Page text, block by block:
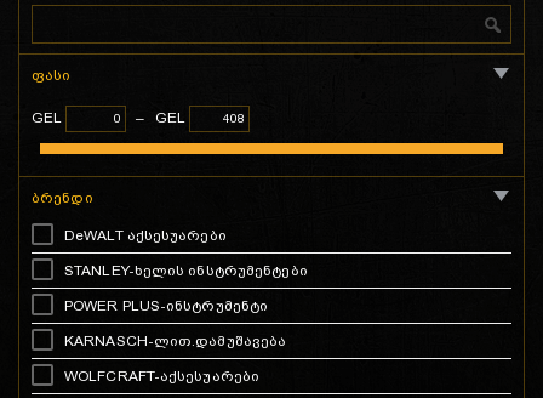
ფასი
GEL – GEL
ბრენდი
DeWALT აქსესუარები
STANLEY-ხელის ინსტრუმენტები
POWER PLUS-ინსტრუმენტი
KARNASCH-ლით.დამუშავება
WOLFCRAFT-აქსესუარები